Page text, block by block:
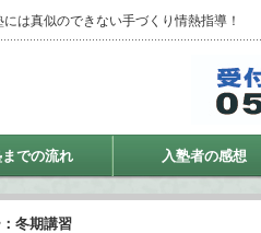
は真似のできない手づくり情熱指導！
までの流れ 入塾者の感想
冬期講習